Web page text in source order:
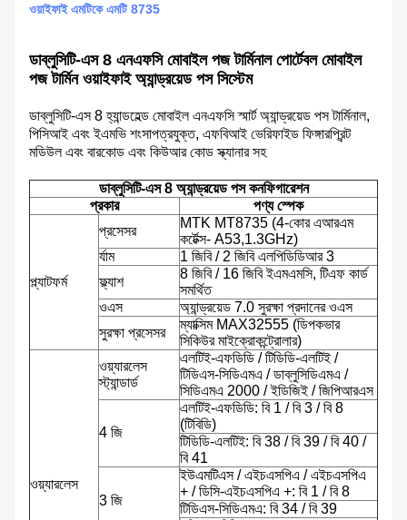
ওয়াইফাই এমটিকে এমটি 8735
ডাব্লুসিটি-এস 8 এনএফসি মোবাইল পজ টার্মিনাল পোর্টেবল মোবাইল
পজ টার্মিন ওয়াইফাই অ্যান্ড্রয়েড পস সিস্টেম
ডাব্লুসিটি-এস 8 হ্যান্ডহেল্ড মোবাইল এনএফসি স্মার্ট অ্যান্ড্রয়েড পস টার্মিনাল,
পিসিআই এবং ইএমভি শংসাপত্রযুক্ত, এফবিআই ভেরিফাইড ফিঙ্গারপ্রিন্ট
মডিউল এবং বারকোড এবং কিউআর কোড স্ক্যানার সহ
ডাব্লুসিটি-এস 8 অ্যান্ড্রয়েড পস কনফিগারেশন
প্রকার
পণ্য স্পেক
প্ল্যাটফর্ম
প্রসেসর
MTK MT8735 (4-কোর এআরএম
কর্টেক্স- A53,1.3GHz)
র্যাম
1 জিবি / 2 জিবি এলপিডিডিআর 3
ফ্ল্যাশ
8 জিবি / 16 জিবি ইএমএমসি, টিএফ কার্ড
সমর্থিত
ওএস
অ্যান্ড্রয়েড 7.0 সুরক্ষা প্রদানের ওএস
সুরক্ষা প্রসেসর
ম্যাক্সিম MAX32555 (ডিপকভার
সিকিউর মাইক্রোকন্ট্রোলার)
ওয়্যারলেস
ওয়্যারলেস
স্ট্যান্ডার্ড
এলটিই-এফডিডি / টিডিডি-এলটিই /
টিডিএস-সিডিএমএ / ডাব্লুসিডিএমএ /
সিডিএমএ 2000 / ইডিজিই / জিপিআরএস
4 জি
এলটিই-এফডিডি: বি 1 / বি 3 / বি 8
(টিবিডি)
টিডিডি-এলটিই: বি 38 / বি 39 / বি 40 /
বি 41
3 জি
ইউএমটিএস / এইচএসপিএ / এইচএসপিএ
+ / ডিসি-এইচএসপিএ +: বি 1 / বি 8
টিডিএস-সিডিএমএ: বি 34 / বি 39